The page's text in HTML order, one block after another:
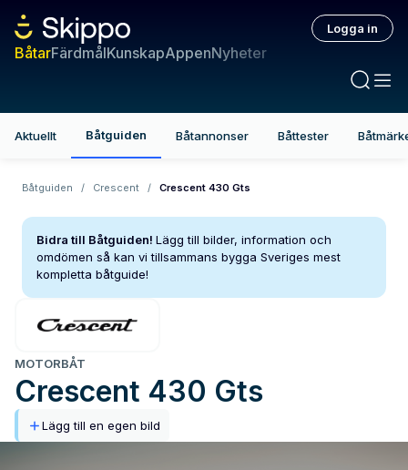
BåtarFärdmålKunskapAppenNyheter
Logga in
Aktuellt Båtguiden Båtannonser Båttester
Båtguiden / Crescent / Crescent 430 Gts
Bidra till Båtguiden! Lägg till bilder, information och
omdömen så kan vi tillsammans bygga Sveriges mest
kompletta båtguide!
MOTORBÅT
Crescent 430 Gts
Lägg till en egen bild